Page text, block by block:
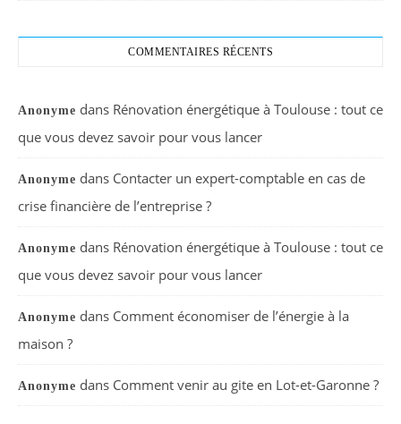
COMMENTAIRES RÉCENTS
Anonyme dans Rénovation énergétique à Toulouse : tout ce
que vous devez savoir pour vous lancer
Anonyme dans Contacter un expert-comptable en cas de
crise financière de l’entreprise ?
Anonyme dans Rénovation énergétique à Toulouse : tout ce
que vous devez savoir pour vous lancer
Anonyme dans Comment économiser de l’énergie à la
maison ?
Anonyme dans Comment venir au gite en Lot-et-Garonne ?